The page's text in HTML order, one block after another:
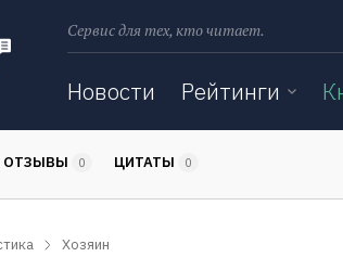
Сервис для тех, кто читает.
Новости Рейтинги
ОТЗЫВЫ 0 ЦИТАТЫ 0
Хозяин